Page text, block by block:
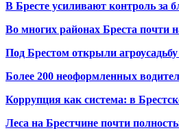
В Бресте усиливают контроль за
Во многих районах Бреста почти
Под Брестом открыли
Более 200 неоформленных
Коррупция как система: в
Леса на Брестчине почти